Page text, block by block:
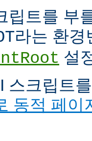
립트를 부
라는 환경
설
스크립트
동적 페이